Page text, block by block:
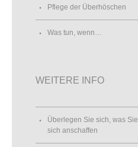
Pflege der Überhöschen
Was tun, wenn…
WEITERE INFO
Überlegen Sie sich, was Sie
sich anschaffen